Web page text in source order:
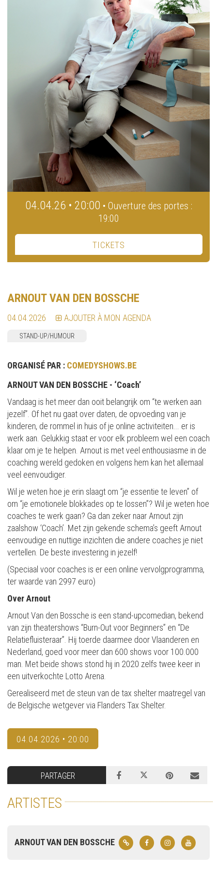
04.04.26 • 20:00 • Ouverture des portes :
19:00
TICKETS
ARNOUT VAN DEN BOSSCHE
04.04.2026 AJOUTER À MON AGENDA
STAND-UP/HUMOUR
ORGANISÉ PAR : COMEDYSHOWS.BE
ARNOUT VAN DEN BOSSCHE - ‘Coach’
Vandaag is het meer dan ooit belangrijk om “te werken aan
jezelf”. Of het nu gaat over daten, de opvoeding van je
kinderen, de rommel in huis of je online activiteiten... er is
werk aan. Gelukkig staat er voor elk probleem wel een coach
klaar om je te helpen. Arnout is met veel enthousiasme in de
coaching wereld gedoken en volgens hem kan het allemaal
veel eenvoudiger.
Wil je weten hoe je erin slaagt om “je essentie te leven” of
om “je emotionele blokkades op te lossen”? Wil je weten hoe
coaches te werk gaan? Ga dan zeker naar Arnout zijn
zaalshow ‘Coach’. Met zijn gekende schema’s geeft Arnout
eenvoudige en nuttige inzichten die andere coaches je niet
vertellen. De beste investering in jezelf!
(Speciaal voor coaches is er een online vervolgprogramma,
ter waarde van 2997 euro)
Over Arnout
Arnout Van den Bossche is een stand-upcomedian, bekend
van zijn theatershows “Burn-Out voor Beginners” en “De
Relatiefluisteraar”. Hij toerde daarmee door Vlaanderen en
Nederland, goed voor meer dan 600 shows voor 100.000
man. Met beide shows stond hij in 2020 zelfs twee keer in
een uitverkochte Lotto Arena.
Gerealiseerd met de steun van de tax shelter maatregel van
de Belgische wetgever via Flanders Tax Shelter.
04.04.2026 • 20:00
PARTAGER
ARTISTES
ARNOUT VAN DEN BOSSCHE